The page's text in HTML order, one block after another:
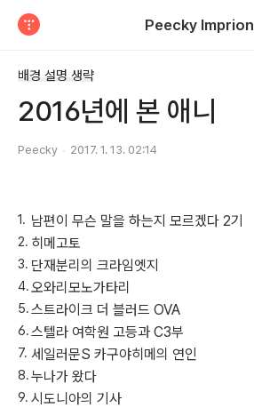
Peecky Imprion
배경 설명 생략
2016년에 본 애니
Peecky 2017. 1. 13. 02:14
남편이 무슨 말을 하는지 모르겠다 2기
히메고토
단재분리의 크라임엣지
오와리모노가타리
스트라이크 더 블러드 OVA
스텔라 여학원 고등과 C3부
세일러문S 카구야히메의 연인
누나가 왔다
시도니아의 기사